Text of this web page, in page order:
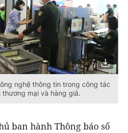
nghệ thông tin trong công tác
mại và hàng giả.
ban hành Thông báo số